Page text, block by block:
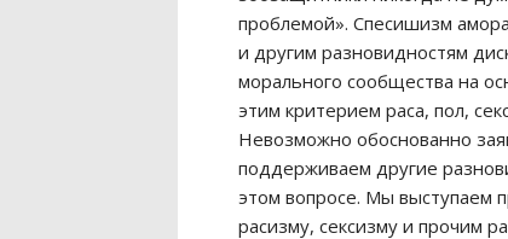
проблемой». Спесишизм
и другим разновидностям
морального сообщества на
этим критерием раса, пол,
Невозможно обоснованно
поддерживаем другие
этом вопросе. Мы выступаем
расизму, сексизму и прочим